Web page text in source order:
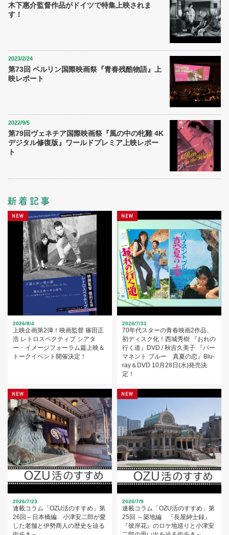
木下惠介監督作品がドイツで特集上映されま
す！
2023/2/24
第73回 ベルリン国際映画祭『青春残酷物語』上
映レポート
2022/9/5
第79回ヴェネチア国際映画祭『風の中の牝雞 4K
デジタル修復版』ワールドプレミア上映レポー
ト
2026/8/4
上映企画第2弾！映画監督 篠田正
浩 レトロスペクティブ シアタ
ー・イメージフォーラム篇上映＆
トークイベント開催決定！
2026/7/31
70年代スターの青春映画2作品、
初ディスク化！西城秀樹 『おれの
行く道』DVD / 秋吉久美子 『パー
マネント ブルー 真夏の恋』Blu-
ray＆DVD 10月28日(水)発売決
定！
2026/7/23
連載コラム「OZU活のすすめ」第
26回～日本橋編 小津安二郎が愛
した老舗と伊勢商人の歴史を辿る
2026/7/9
連載コラム「OZU活のすすめ」第
25回 ～築地編 『長屋紳士録』
『彼岸花』のロケ地巡りと小津安